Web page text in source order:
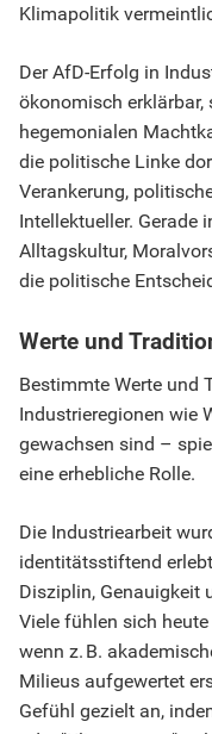
Klimapolitik
Der AfD-Erfolg in
ökonomisch erklärbar,
hegemonialen
die politische Linke
Verankerung,
Intellektueller. Gerade
Alltagskultur,
die politische
Werte und
Bestimmte Werte und
Industrieregionen wie
gewachsen sind –
eine erhebliche Rolle.
Die Industriearbeit
identitätsstiftend
Disziplin, Genauigkeit
Viele fühlen sich
wenn z. B.
Milieus aufgewertet
Gefühl gezielt an,